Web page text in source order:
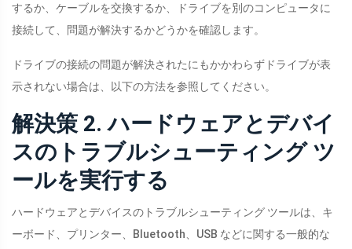
するか、ケーブルを交換するか、ドライブを別のコンピュータに
接続して、問題が解決するかどうかを確認します。
ドライブの接続の問題が解決されたにもかかわらずドライブが表
示されない場合は、以下の方法を参照してください。
解決策 2. ハードウェアとデバイ
スのトラブルシューティング ツ
ールを実行する
ハードウェアとデバイスのトラブルシューティング ツールは、キ
ーボード、プリンター、Bluetooth、USB などに関する一般的な